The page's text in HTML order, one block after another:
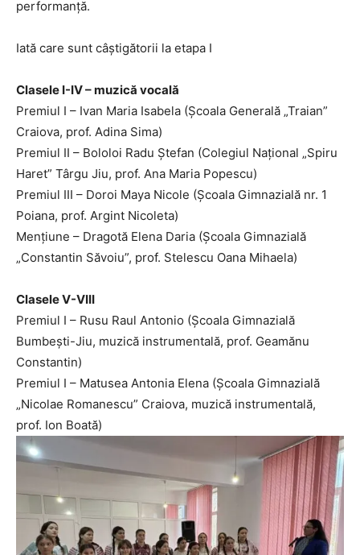
performanță.
Iată care sunt câștigătorii la etapa I
Clasele I-IV – muzică vocală
Premiul I – Ivan Maria Isabela (Școala Generală „Traian”
Craiova, prof. Adina Sima)
Premiul II – Bololoi Radu Ștefan (Colegiul Național „Spiru
Haret” Târgu Jiu, prof. Ana Maria Popescu)
Premiul III – Doroi Maya Nicole (Școala Gimnazială nr. 1
Poiana, prof. Argint Nicoleta)
Mențiune – Dragotă Elena Daria (Școala Gimnazială
„Constantin Săvoiu”, prof. Stelescu Oana Mihaela)
Clasele V-VIII
Premiul I – Rusu Raul Antonio (Școala Gimnazială
Bumbești-Jiu, muzică instrumentală, prof. Geamănu
Constantin)
Premiul I – Matusea Antonia Elena (Școala Gimnazială
„Nicolae Romanescu” Craiova, muzică instrumentală,
prof. Ion Boată)